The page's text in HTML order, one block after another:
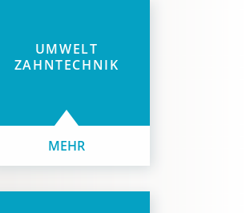
UMWELT
ZAHNTECHNIK
MEHR